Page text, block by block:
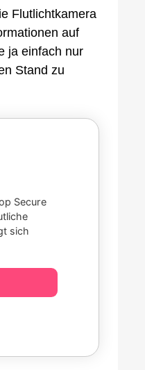
Flutlichtkamera
auf
ja einfach nur
Stand zu
Secure
sich